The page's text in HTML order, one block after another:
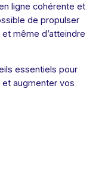
ligne cohérente et
de propulser
même d’atteindre
essentiels pour
augmenter vos